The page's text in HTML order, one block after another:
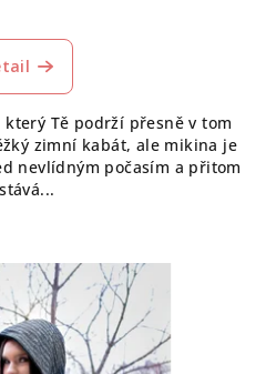
Tě podrží přesně v tom
zimní kabát, ale mikina je
nevlídným počasím a přitom